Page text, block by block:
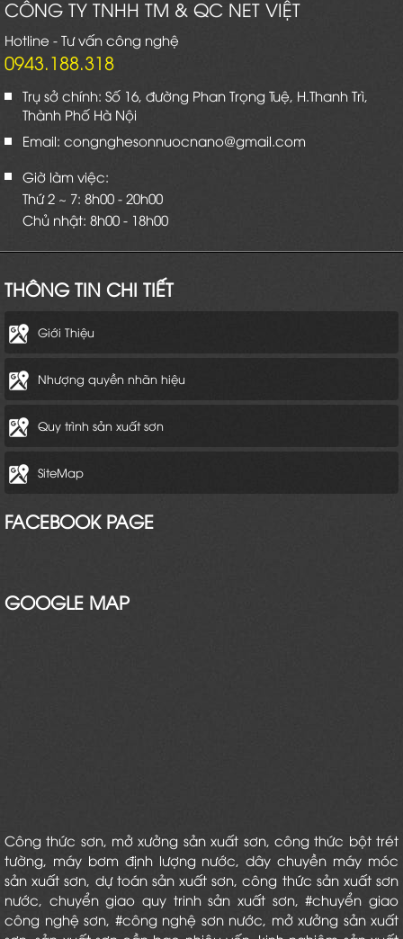
CÔNG TY TNHH TM & QC NET VIỆT
Hotline - Tư vấn công nghệ
0943.188.318
Trụ sở chính: Số 16, đường Phan Trọng Tuệ, H.Thanh Trì,
Thành Phố Hà Nội
Email: congnghesonnuocnano@gmail.com
Giờ làm việc:
Thứ 2 ~ 7: 8h00 - 20h00
Chủ nhật: 8h00 - 18h00
THÔNG TIN CHI TIẾT
Giới Thiệu
Nhượng quyền nhãn hiệu
Quy trình sản xuất sơn
SiteMap
FACEBOOK PAGE
GOOGLE MAP
Công thức sơn, mở xưởng sản xuất sơn, công thức bột trét
tường
máy bơm định lượng nước ,dây chuyền máy móc
sản xuất sơn dự toán sản xuất sơn ,công thức sản xuất sơn
nước , chuyển giao quy trinh sản xuất sơn,#chuyển giao
công nghệ sơn #công nghệ sơn nước mở xưởng sản xuất